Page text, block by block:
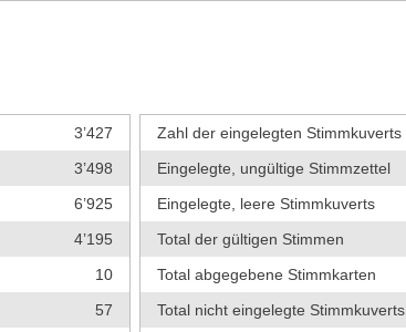
3’427
3’498
6’925
4’195
10
57
Zahl der eingelegten Stimmkuverts
Eingelegte, ungültige Stimmzettel
Eingelegte, leere Stimmkuverts
Total der gültigen Stimmen
Total abgegebene Stimmkarten
Total nicht eingelegte Stimmkuverts